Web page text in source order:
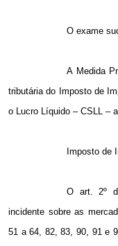
O exame
A Medida
tributária do Imposto de
o Lucro Líquido – CSLL –
Imposto de
O art. 2º
incidente sobre as
51 a64, 82, 83, 90, 91 e